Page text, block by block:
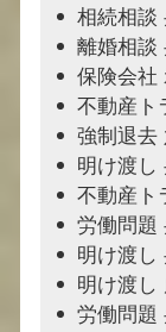
相続相談
離婚相談
保険会社
不動産ト
強制退去
明け渡し
不動産ト
労働問題
明け渡し
明け渡し
労働問題